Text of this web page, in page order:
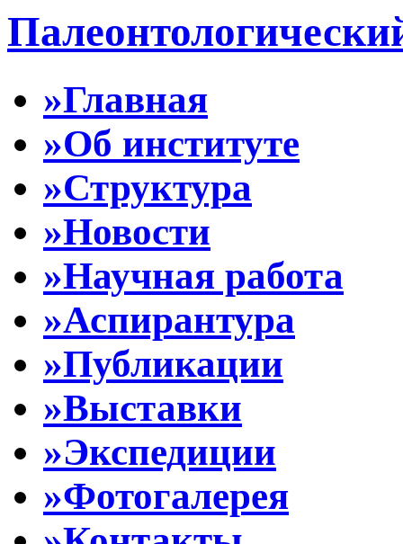
»Главная
»Об институте
»Структура
»Новости
»Научная работа
»Аспирантура
»Публикации
»Выставки
»Экспедиции
»Фотогалерея